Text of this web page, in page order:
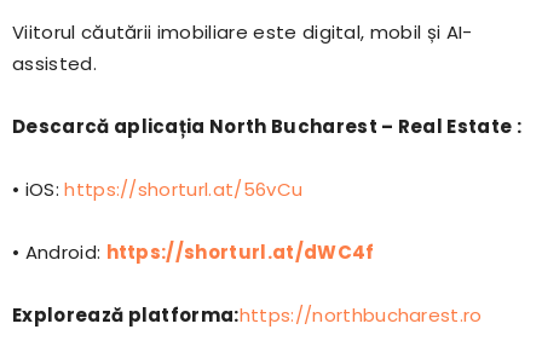
Viitorul căutării imobiliare este digital, mobil și AI-
assisted.
Descarcă aplicația North Bucharest – Real Estate :
• iOS:https://shorturl.at/56vCu
• Android: https://shorturl.at/dWC4f
Explorează platforma:https://northbucharest.ro